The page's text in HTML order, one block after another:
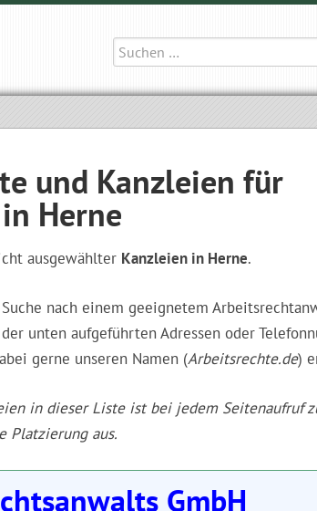
Suche
nach:
und Kanzleien für
Herne
ausgewählter Kanzleien in Herne.
nach einem geeignetem
unten aufgeführten Adressen oder
gerne unseren Namen (Arbeitsrechte.de)
in dieser Liste ist bei jedem Seitenaufruf
Platzierung aus.
GmbH